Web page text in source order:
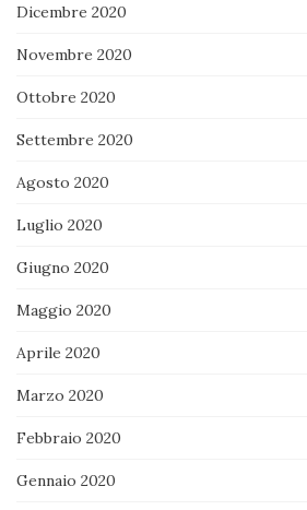
Dicembre 2020
Novembre 2020
Ottobre 2020
Settembre 2020
Agosto 2020
Luglio 2020
Giugno 2020
Maggio 2020
Aprile 2020
Marzo 2020
Febbraio 2020
Gennaio 2020